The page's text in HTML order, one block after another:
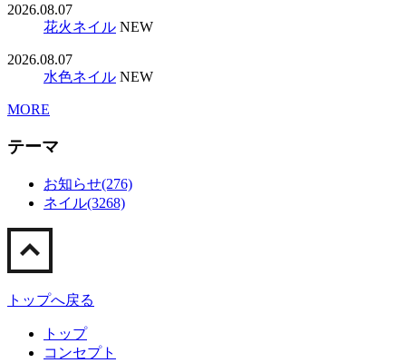
2026.08.07
花火ネイル NEW
2026.08.07
水色ネイル NEW
MORE
テーマ
お知らせ(276)
ネイル(3268)
トップへ戻る
トップ
コンセプト